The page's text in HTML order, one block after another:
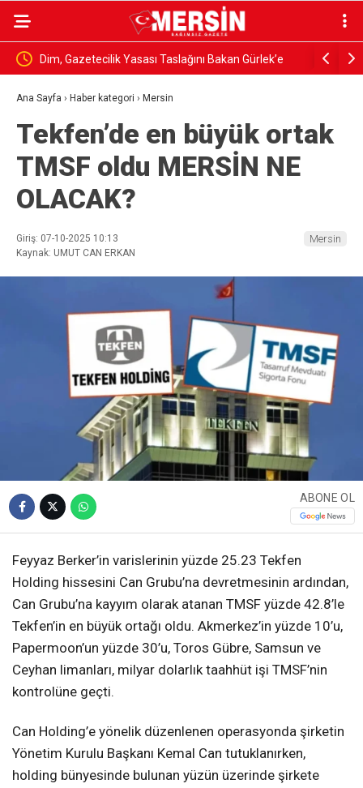
Dim, Gazetecilik Yasası Taslağını Bakan Gürlek’e
Sundu
Ana Sayfa › Haber kategori › Mersin
Tekfen’de en büyük ortak
TMSF oldu MERSİN NE
OLACAK?
Giriş: 07-10-2025 10:13
Kaynak: UMUT CAN ERKAN
Mersin
ABONE OL
Feyyaz Berker’in varislerinin yüzde 25.23 Tekfen
Holding hissesini Can Grubu’na devretmesinin ardından,
Can Grubu’na kayyım olarak atanan TMSF yüzde 42.8’le
Tekfen’in en büyük ortağı oldu. Akmerkez’in yüzde 10’u,
Papermoon’un yüzde 30’u, Toros Gübre, Samsun ve
Ceyhan limanları, milyar dolarlık taahhüt işi TMSF’nin
kontrolüne geçti.
Can Holding’e yönelik düzenlenen operasyonda şirketin
Yönetim Kurulu Başkanı Kemal Can tutuklanırken,
holding bünyesinde bulunan yüzün üzerinde şirkete